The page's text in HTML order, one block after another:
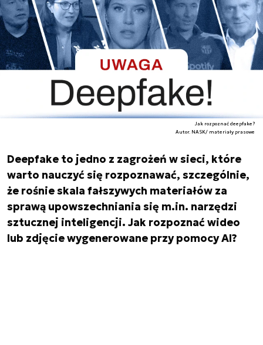
Jak rozpoznać deepfake?
Autor. NASK/ materiały prasowe
Deepfake to jedno z zagrożeń w sieci, które
warto nauczyć się rozpoznawać, szczególnie,
że rośnie skala fałszywych materiałów za
sprawą upowszechniania się m.in. narzędzi
sztucznej inteligencji. Jak rozpoznać wideo
lub zdjęcie wygenerowane przy pomocy AI?